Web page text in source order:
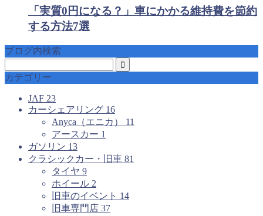
「実質0円になる？」車にかかる維持費を節約
する方法7選
ブログ内検索
カテゴリー
JAF 23
カーシェアリング 16
Anyca（エニカ） 11
アースカー 1
ガソリン 13
クラシックカー・旧車 81
タイヤ 9
ホイール 2
旧車のイベント 14
旧車専門店 37